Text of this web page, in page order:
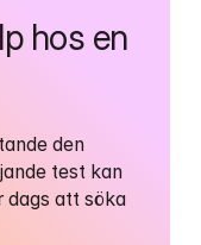
hos en
den
test kan
dags att söka